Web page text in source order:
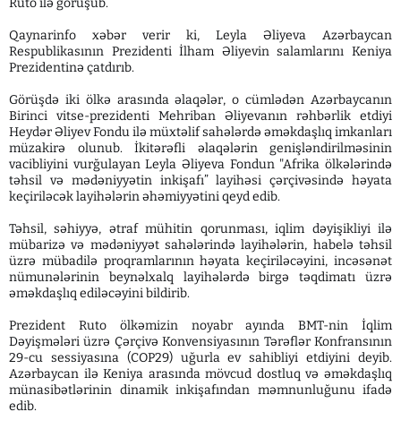
Qaynarinfo xəbər verir ki, Leyla Əliyeva Azərbaycan
Respublikasının Prezidenti İlham Əliyevin salamlarını Keniya
Prezidentinə çatdırıb.
Görüşdə iki ölkə arasında əlaqələr, o cümlədən Azərbaycanın
Birinci vitse-prezidenti Mehriban Əliyevanın rəhbərlik etdiyi
Heydər Əliyev Fondu ilə müxtəlif sahələrdə əməkdaşlıq imkanları
müzakirə olunub. İkitərəfli əlaqələrin genişləndirilməsinin
vacibliyini vurğulayan Leyla Əliyeva Fondun "Afrika ölkələrində
təhsil və mədəniyyətin inkişafı” layihəsi çərçivəsində həyata
keçiriləcək layihələrin əhəmiyyətini qeyd edib.
Təhsil, səhiyyə, ətraf mühitin qorunması, iqlim dəyişikliyi ilə
mübarizə və mədəniyyət sahələrində layihələrin, habelə təhsil
üzrə mübadilə proqramlarının həyata keçiriləcəyini, incəsənət
nümunələrinin beynəlxalq layihələrdə birgə təqdimatı üzrə
əməkdaşlıq ediləcəyini bildirib.
Prezident Ruto ölkəmizin noyabr ayında BMT-nin İqlim
Dəyişmələri üzrə Çərçivə Konvensiyasının Tərəflər Konfransının
29-cu sessiyasına (COP29) uğurla ev sahibliyi etdiyini deyib.
Azərbaycan ilə Keniya arasında mövcud dostluq və əməkdaşlıq
münasibətlərinin dinamik inkişafından məmnunluğunu ifadə
edib.